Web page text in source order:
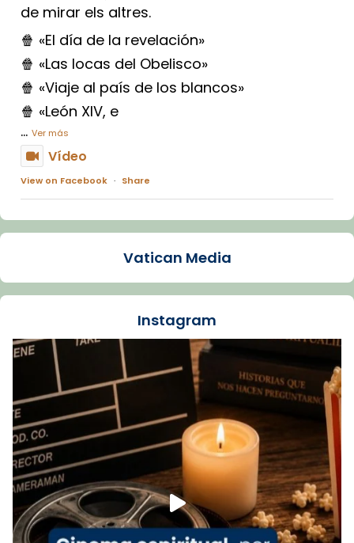
de mirar els altres.
🍿 «El día de la revelación»
🍿 «Las locas del Obelisco»
🍿 «Viaje al país de los blancos»
🍿 «León XIV, e
... Ver más
Vídeo
View on Facebook · Share
Arquebisbat de Barcelona
La Carmina va patir depressió. Fa gairebé
dos mesos, a l'Estadi Lluís Companys, la
Recupera l'entrevista comp
Vatican
tican News 👇
www.vaticannews.va/es/iglesia/news/2026-
07/carmina-historia-depresion-papa-viaje-
espana-testimoni...
Foto
View on Facebook · Share
Arquebisbat de Barcelona
Vatican Media
Instagram